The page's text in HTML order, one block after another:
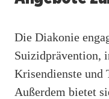
Die Diakonie
Suizidprävention,
Krisendienste und
Außerdem bietet